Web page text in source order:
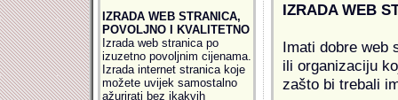
IZRADA WEB STRANICA,
POVOLJNO I KVALITETNO
Izrada web stranica po
izuzetno povoljnim cijenama.
Izrada internet stranica koje
možete uvijek samostalno
ažurirati bez ikakvih
IZRADA WEB
Imati dobre web
ili organizaciju
zašto bi trebali